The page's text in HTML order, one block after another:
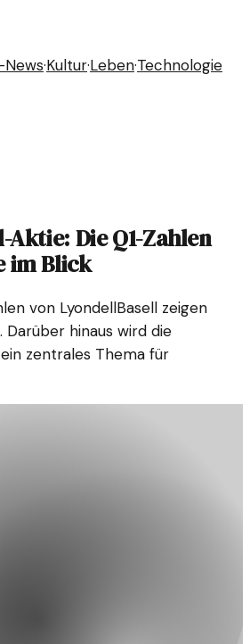
·Kultur·Leben·Technologie
Die Q1-Zahlen
im Blick
von LyondellBasell zeigen
hinaus wird die
zentrales Thema für